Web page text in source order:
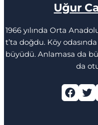
Uğur
1966 yılında Orta
t’ta doğdu. Köy
büyüdü. Anlamasa da
da
Facebook Twitter